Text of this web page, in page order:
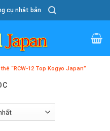
cụ nhật bản
“RCW-12 Top Kogyo Japan”